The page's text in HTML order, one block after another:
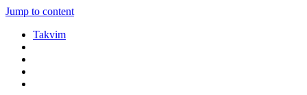
Jump to content
Takvim